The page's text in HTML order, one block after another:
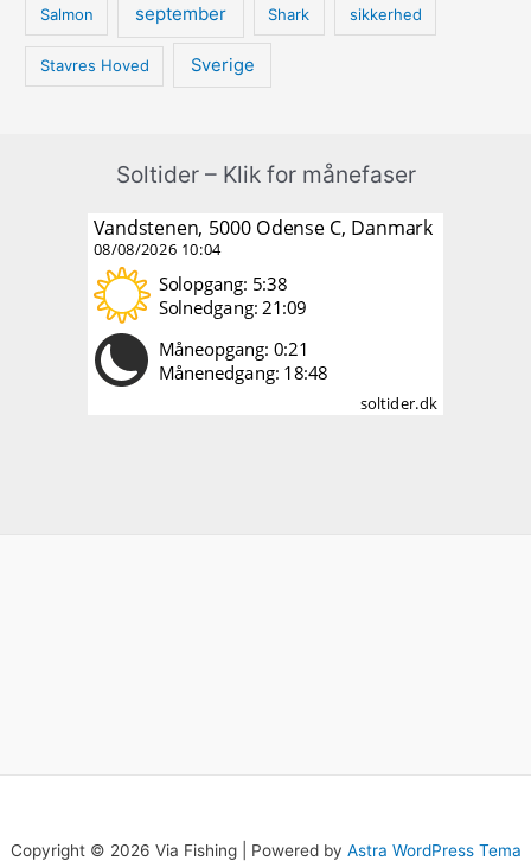
Salmon september Shark sikkerhed
Stavres Hoved Sverige
Soltider – Klik for månefaser
Copyright © 2026 Via Fishing | Powered by Astra WordPress Tema